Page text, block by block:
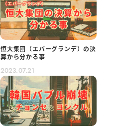
恒大集団（エバーグランデ）の決
算から分かる事
2023.07.21